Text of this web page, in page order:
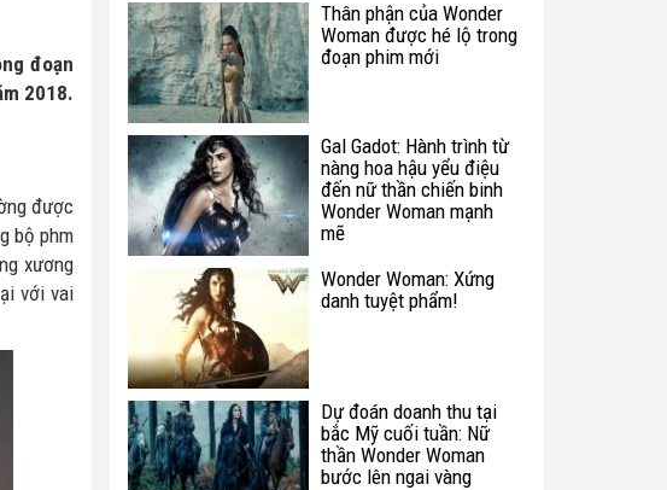
đoạn
2018.
được
bộ phm
xương
với vai
Thân phận của Wonder
Woman được hé lộ trong
đoạn phim mới
Gal Gadot: Hành trình từ
nàng hoa hậu yểu điệu
đến nữ thần chiến binh
Wonder Woman mạnh
mẽ
Wonder Woman: Xứng
danh tuyệt phẩm!
Dự đoán doanh thu tại
bắc Mỹ cuối tuần: Nữ
thần Wonder Woman
bước lên ngai vàng